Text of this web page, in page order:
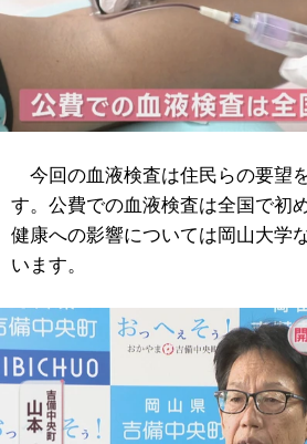
今回の血液検査は住民らの要望
す。公費での血液検査は全国で初
健康への影響については岡山大学
います。